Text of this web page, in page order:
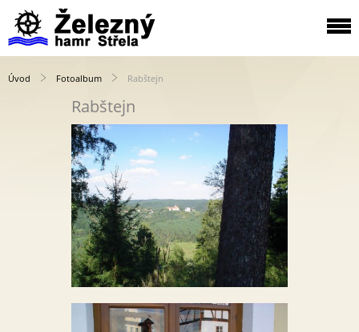
Úvod Fotoalbum Rabštejn
Rabštejn